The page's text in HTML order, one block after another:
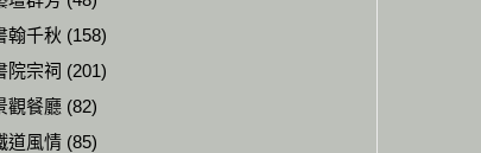
翰千秋 (158)
院宗祠 (201)
觀餐廳 (82)
道風情 (85)